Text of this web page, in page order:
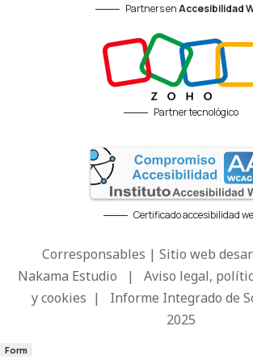
Partners enAccesibilidad
Partner tecnológico
Certificado accesibilidad
Corresponsables | Sitio web
Nakama Estudio | Aviso legal,
y cookies | Informe Integrado de
2025
Form